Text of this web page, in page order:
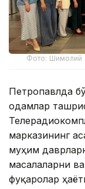
Фото: Шимолий
Петропавлда
одамлар
марказининг
муҳим
масалаларни
фуқаролар